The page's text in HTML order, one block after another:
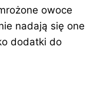
owoce
nadają się one
dodatki do